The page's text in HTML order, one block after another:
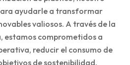
ayudarle a transformar
valiosos. A través de la
estamos comprometidos a
reducir el consumo de
de sostenibilidad.